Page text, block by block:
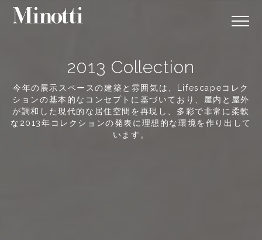
2013 Collection
今年の展示スペースの建築と雰囲気は、Lifescapeコレク
ションの基本的なコンセプトに基づいており、屋内と屋外
が調和した現代的な居住空間を再現し、多彩で非常に柔軟
な2013年コレクションの発表に理想的な環境を作り出して
います。